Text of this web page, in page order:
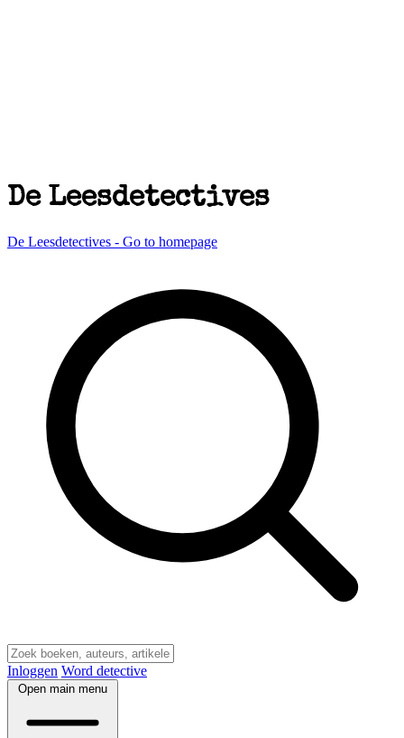
De Leesdetectives
De Leesdetectives - Go to homepage
Inloggen Word detective
Open main menu